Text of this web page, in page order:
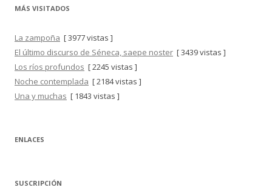
MÁS VISITADOS
La zampoña [ 3977 vistas ]
El último discurso de Séneca, saepe noster [ 3439 vistas ]
Los ríos profundos [ 2245 vistas ]
Noche contemplada [ 2184 vistas ]
Una y muchas [ 1843 vistas ]
ENLACES
SUSCRIPCIÓN